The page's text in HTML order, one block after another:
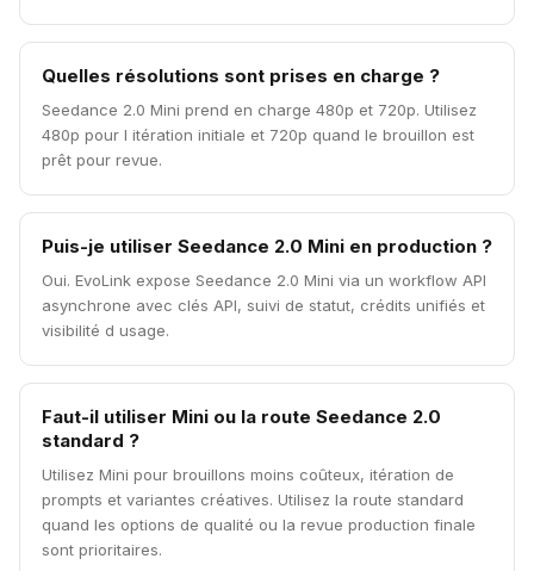
Quelles résolutions sont prises en charge ?
Seedance 2.0 Mini prend en charge 480p et 720p. Utilisez
480p pour l itération initiale et 720p quand le brouillon est
prêt pour revue.
Puis-je utiliser Seedance 2.0 Mini en production ?
Oui. EvoLink expose Seedance 2.0 Mini via un workflow API
asynchrone avec clés API, suivi de statut, crédits unifiés et
visibilité d usage.
Faut-il utiliser Mini ou la route Seedance 2.0
standard ?
Utilisez Mini pour brouillons moins coûteux, itération de
prompts et variantes créatives. Utilisez la route standard
quand les options de qualité ou la revue production finale
sont prioritaires.